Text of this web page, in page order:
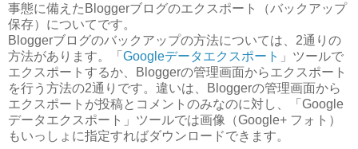
事態に備えたBloggerブログのエクスポート（バックアップ
保存）についてです。
Bloggerブログのバックアップの方法については、2通りの
方法があります。「 Googleデータエクスポート 」ツールで
エクスポートするか、Bloggerの管理画面からエクスポート
を行う方法の2通りです。違いは、Bloggerの管理画面から
エクスポートが投稿とコメントのみなのに対し、「Google
データエクスポート」ツールでは画像（Google+ フォト）
もいっしょに指定すればダウンロードできます。